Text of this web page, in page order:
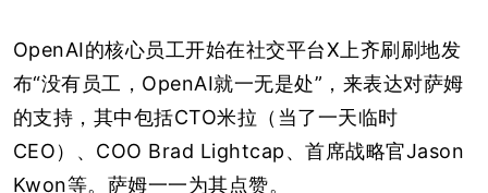
OpenAI的核心员工开始在社交平台X上齐刷刷地发
布“没有员工，OpenAI就一无是处”，来表达对萨姆
的支持，其中包括CTO米拉（当了一天临时
CEO）、COO Brad Lightcap、首席战略官Jason
Kwon等。萨姆一一为其点赞。